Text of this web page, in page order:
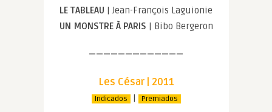
LE TABLEAU | Jean-François Laguionie
UN MONSTRE À PARIS | Bibo Bergeron
—————————————
Les César | 2011
Indicados | Premiados